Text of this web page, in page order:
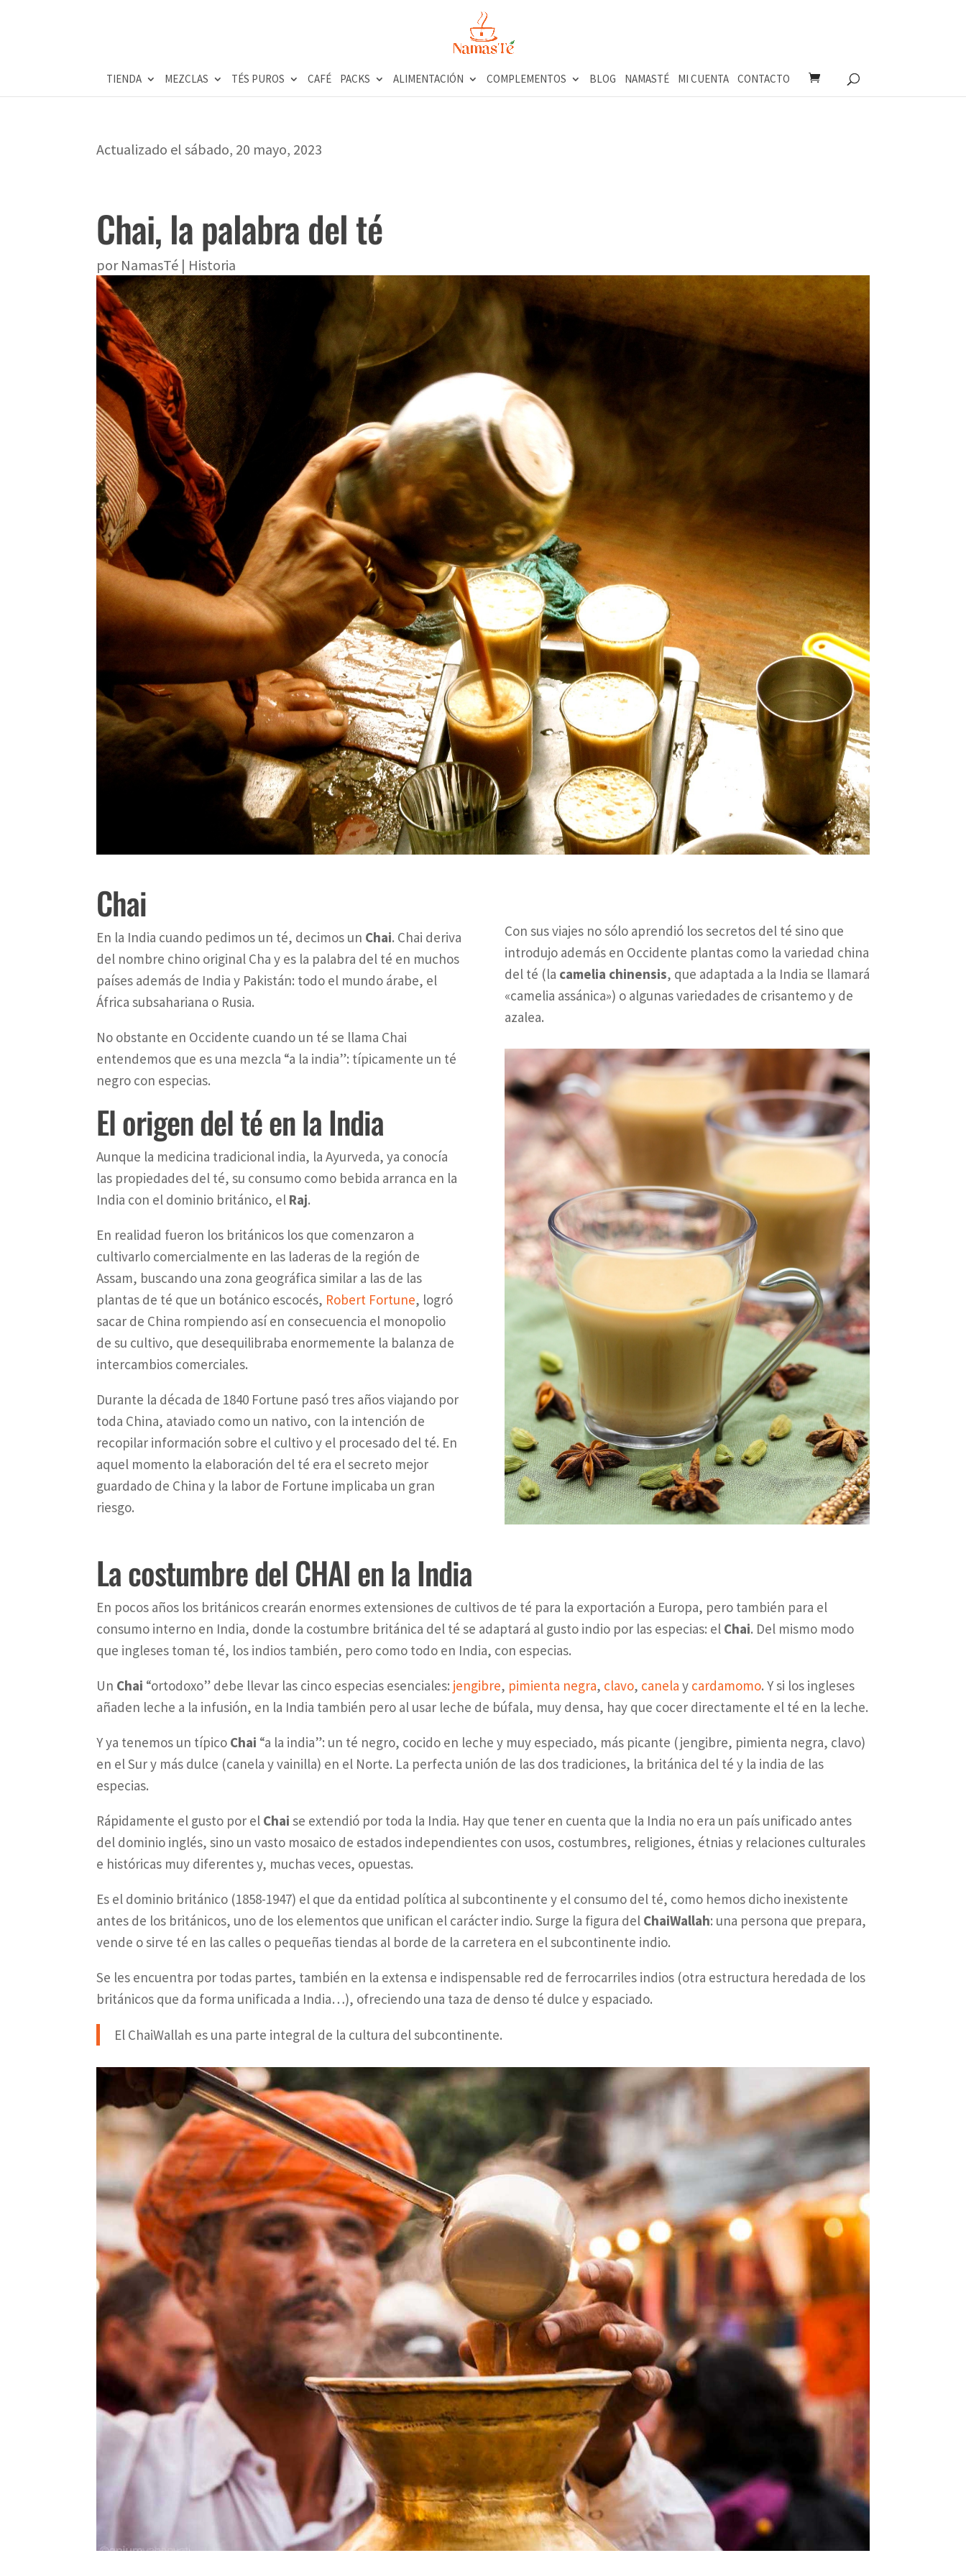
TIENDA MEZCLAS TÉS PUROS CAFÉ PACKS ALIMENTACIÓN COMPLEMENTOS BLOG NAMASTÉ MI CUENTA CONTACTO
Actualizado el sábado, 20 mayo, 2023
Chai, la palabra del té
por NamasTé | Historia
Chai
En la India cuando pedimos un té, decimos un Chai. Chai deriva
del nombre chino original Cha y es la palabra del té en muchos
países además de India y Pakistán: todo el mundo árabe, el
África subsahariana o Rusia.
No obstante en Occidente cuando un té se llama Chai
entendemos que es una mezcla “a la india”: típicamente un té
negro con especias.
El origen del té en la India
Aunque la medicina tradicional india, la Ayurveda, ya conocía
las propiedades del té, su consumo como bebida arranca en la
India con el dominio británico, el Raj.
En realidad fueron los británicos los que comenzaron a
cultivarlo comercialmente en las laderas de la región de
Assam, buscando una zona geográfica similar a las de las
plantas de té que un botánico escocés, Robert Fortune, logró
sacar de China rompiendo así en consecuencia el monopolio
de su cultivo, que desequilibraba enormemente la balanza de
intercambios comerciales.
Durante la década de 1840 Fortune pasó tres años viajando por
toda China, ataviado como un nativo, con la intención de
recopilar información sobre el cultivo y el procesado del té. En
aquel momento la elaboración del té era el secreto mejor
guardado de China y la labor de Fortune implicaba un gran
riesgo.
Con sus viajes no sólo aprendió los secretos del té sino que
introdujo además en Occidente plantas como la variedad china
del té (la camelia chinensis, que adaptada a la India se llamará
«camelia assánica») o algunas variedades de crisantemo y de
azalea.
La costumbre del CHAI en la India
En pocos años los británicos crearán enormes extensiones de cultivos de té para la exportación a Europa, pero también para el
consumo interno en India, donde la costumbre británica del té se adaptará al gusto indio por las especias: el Chai. Del mismo modo
que ingleses toman té, los indios también, pero como todo en India, con especias.
Un Chai “ortodoxo” debe llevar las cinco especias esenciales: jengibre, pimienta negra, clavo, canela y cardamomo. Y si los ingleses
añaden leche a la infusión, en la India también pero al usar leche de búfala, muy densa, hay que cocer directamente el té en la leche.
Y ya tenemos un típico Chai “a la india”: un té negro, cocido en leche y muy especiado, más picante (jengibre, pimienta negra, clavo)
en el Sur y más dulce (canela y vainilla) en el Norte. La perfecta unión de las dos tradiciones, la británica del té y la india de las
especias.
Rápidamente el gusto por el Chai se extendió por toda la India. Hay que tener en cuenta que la India no era un país unificado antes
del dominio inglés, sino un vasto mosaico de estados independientes con usos, costumbres, religiones, étnias y relaciones culturales
e históricas muy diferentes y, muchas veces, opuestas.
Es el dominio británico (1858-1947) el que da entidad política al subcontinente y el consumo del té, como hemos dicho inexistente
antes de los británicos, uno de los elementos que unifican el carácter indio. Surge la figura del ChaiWallah: una persona que prepara,
vende o sirve té en las calles o pequeñas tiendas al borde de la carretera en el subcontinente indio.
Se les encuentra por todas partes, también en la extensa e indispensable red de ferrocarriles indios (otra estructura heredada de los
británicos que da forma unificada a India…), ofreciendo una taza de denso té dulce y espaciado.
El ChaiWallah es una parte integral de la cultura del subcontinente.